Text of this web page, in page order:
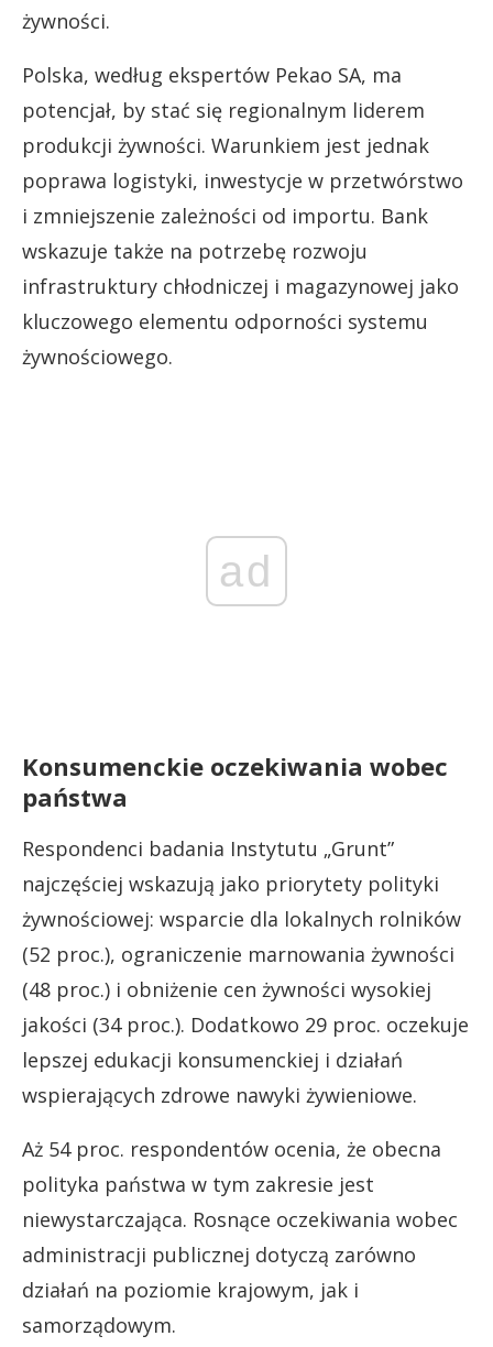
żywności.
Polska, według ekspertów Pekao SA, ma
potencjał, by stać się regionalnym liderem
produkcji żywności. Warunkiem jest jednak
poprawa logistyki, inwestycje w przetwórstwo
i zmniejszenie zależności od importu. Bank
wskazuje także na potrzebę rozwoju
infrastruktury chłodniczej i magazynowej jako
kluczowego elementu odporności systemu
żywnościowego.
ad
Konsumenckie oczekiwania wobec
państwa
Respondenci badania Instytutu „Grunt”
najczęściej wskazują jako priorytety polityki
żywnościowej: wsparcie dla lokalnych rolników
(52 proc.), ograniczenie marnowania żywności
(48 proc.) i obniżenie cen żywności wysokiej
jakości (34 proc.). Dodatkowo 29 proc. oczekuje
lepszej edukacji konsumenckiej i działań
wspierających zdrowe nawyki żywieniowe.
Aż 54 proc. respondentów ocenia, że obecna
polityka państwa w tym zakresie jest
niewystarczająca. Rosnące oczekiwania wobec
administracji publicznej dotyczą zarówno
działań na poziomie krajowym, jak i
samorządowym.